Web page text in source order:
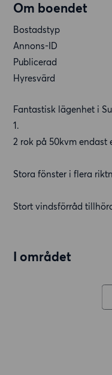
Om boendet
Bostadstyp
Annons-ID
Publicerad
Hyresvärd
Fantastisk lägenhet i
1.
2 rok på 50kvm
Stora fönster i flera
Stort vindsförråd
I området